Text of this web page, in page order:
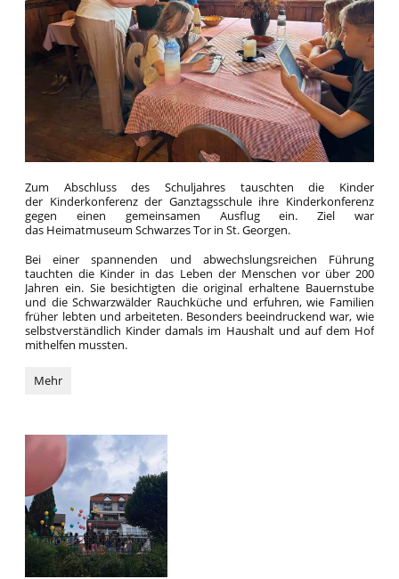
Zum Abschluss des Schuljahres tauschten die Kinder
der Kinderkonferenz der Ganztagsschule ihre Kinderkonferenz
gegen einen gemeinsamen Ausflug ein. Ziel war
das Heimatmuseum Schwarzes Tor in St. Georgen.
Bei einer spannenden und abwechslungsreichen Führung
tauchten die Kinder in das Leben der Menschen vor über 200
Jahren ein. Sie besichtigten die original erhaltene Bauernstube
und die Schwarzwälder Rauchküche und erfuhren, wie Familien
früher lebten und arbeiteten. Besonders beeindruckend war, wie
selbstverständlich Kinder damals im Haushalt und auf dem Hof
mithelfen mussten.
Kinderkonferenz
das
Schwarze
Mehr